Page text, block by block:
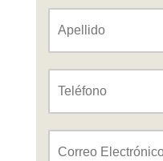
Electrónico *